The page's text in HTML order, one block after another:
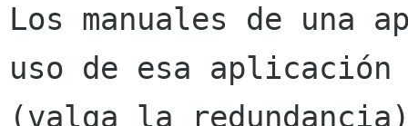
Los manuales de una
uso de esa aplicación
(valga la